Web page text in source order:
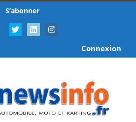
S’abonner
Connexion